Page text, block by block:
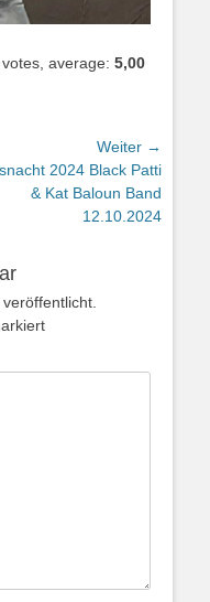
votes, average: 5,00
Weiter →
2024 Black Patti
& Kat Baloun Band
12.10.2024